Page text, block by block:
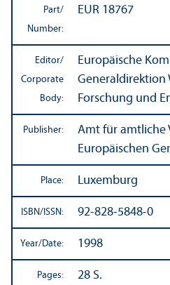
Part/
Number:
EUR 18767
Editor/
Corporate
Body:
Europäische
Generaldirektion
Forschung und
Publisher:
Amt für amtliche
Europäischen
Place: Luxemburg
ISBN/ISSN: 92-828-5848-0
Year/Date: 1998
Pages: 28 S.